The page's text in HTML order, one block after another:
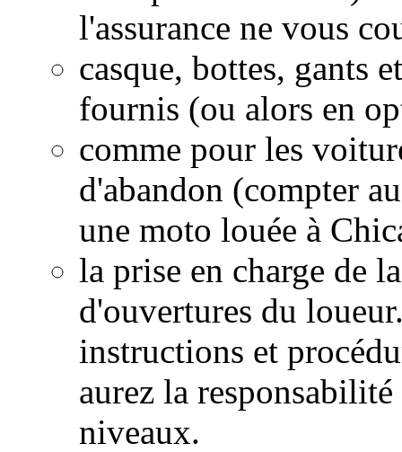
l'assurance ne vous
casque, bottes, gants
fournis (ou alors en
comme pour les
d'abandon (compter
une moto louée à
la prise en charge de
d'ouvertures du
instructions et
aurez la
niveaux.